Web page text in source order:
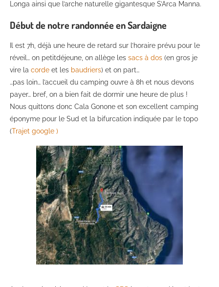
Longa ainsi que l’arche naturelle gigantesque S’Arca Manna.
Début de notre randonnée en Sardaigne
Il est 7h, déjà une heure de retard sur l’horaire prévu pour le
réveil… on petitdéjeune, on allège les sacs à dos (en gros je
vire la corde et les baudriers) et on part…
…pas loin… l’accueil du camping ouvre à 8h et nous devons
payer… bref, on a bien fait de dormir une heure de plus !
Nous quittons donc Cala Gonone et son excellent camping
éponyme pour le Sud et la bifurcation indiquée par le topo
(Trajet google )